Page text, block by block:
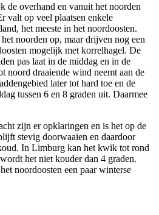
de overhand en vanuit het noorden
valt op veel plaatsen enkele
het meeste in het noordoosten.
noorden op, maar drijven nog een
mogelijk met korrelhagel. De
pas laat in de middag en in de
noord draaiende wind neemt aan de
later tot hard toe en de
tussen 6 en 8 graden uit. Daarmee
zijn er opklaringen en is het op de
stevig doorwaaien en daardoor
In Limburg kan het kwik tot rond
het niet kouder dan 4 graden.
noordoosten een paar winterse